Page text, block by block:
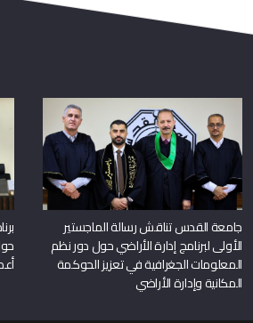
جامعة القدس تناقش رسالة الماجستير
الأولى لبرنامج إدارة الأراضي حول دور نظم
المعلومات الجغرافية في تعزيز الحوكمة
المكانية وإدارة الأراضي